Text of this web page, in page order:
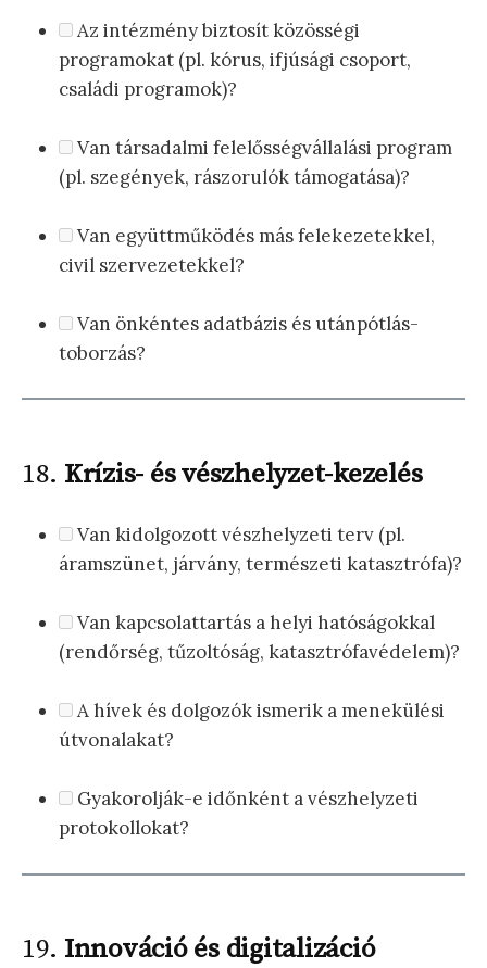
Az intézmény biztosít közösségi
programokat (pl. kórus, ifjúsági csoport,
családi programok)?
Van társadalmi felelősségvállalási program
(pl. szegények, rászorulók támogatása)?
Van együttműködés más felekezetekkel,
civil szervezetekkel?
Van önkéntes adatbázis és utánpótlás-
toborzás?
18. Krízis- és vészhelyzet-kezelés
Van kidolgozott vészhelyzeti terv (pl.
áramszünet, járvány, természeti katasztrófa)?
Van kapcsolattartás a helyi hatóságokkal
(rendőrség, tűzoltóság, katasztrófavédelem)?
A hívek és dolgozók ismerik a menekülési
útvonalakat?
Gyakorolják-e időnként a vészhelyzeti
protokollokat?
19. Innováció és digitalizáció